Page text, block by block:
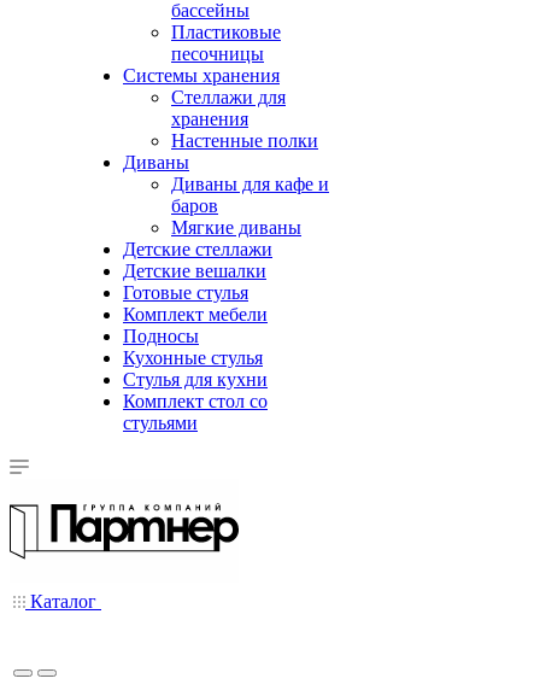
бассейны
Пластиковые
песочницы
Системы хранения
Стеллажи для
хранения
Настенные полки
Диваны
Диваны для кафе и
баров
Мягкие диваны
Детские стеллажи
Детские вешалки
Готовые стулья
Комплект мебели
Подносы
Кухонные стулья
Стулья для кухни
Комплект стол со
стульями
Каталог